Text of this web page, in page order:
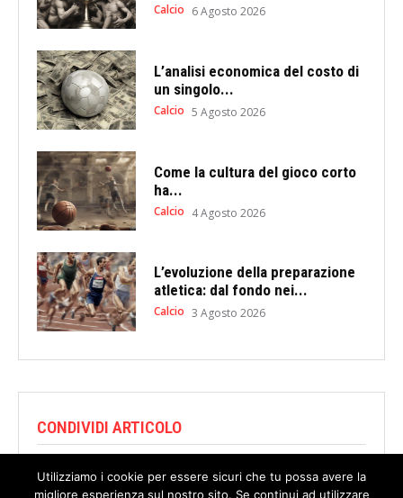
Calcio 6 Agosto 2026
L’analisi economica del costo di
un singolo...
Calcio 5 Agosto 2026
Come la cultura del gioco corto
ha...
Calcio 4 Agosto 2026
L’evoluzione della preparazione
atletica: dal fondo nei...
Calcio 3 Agosto 2026
CONDIVIDI ARTICOLO
Utilizziamo i cookie per essere sicuri che tu possa avere la
migliore esperienza sul nostro sito. Se continui ad utilizzare